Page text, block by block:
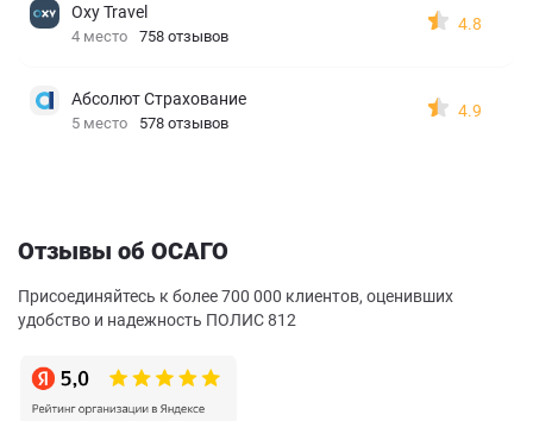
Oxy Travel
4 место 758 отзывов
4.8
Абсолют Страхование
5 место 578 отзывов
4.9
Отзывы об ОСАГО
Присоединяйтесь к более 700 000 клиентов, оценивших
удобство и надежность ПОЛИС 812